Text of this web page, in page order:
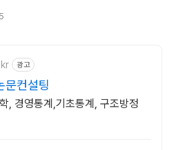
광고
문컨설팅
, 경영통계,기초통계, 구조방정